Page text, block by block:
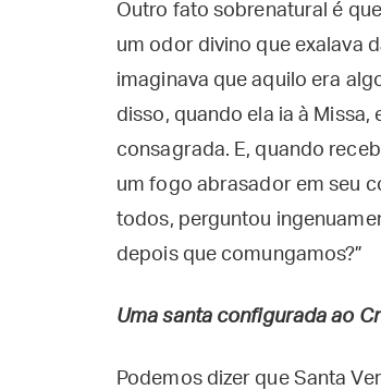
Outro fato sobrenatural é
um odor divino que exalava
imaginava que aquilo era
disso, quando ela ia à
consagrada. E, quando
um fogo abrasador em seu
todos, perguntou
depois que comungamos?”
Uma santa configurada ao
Podemos dizer que Santa